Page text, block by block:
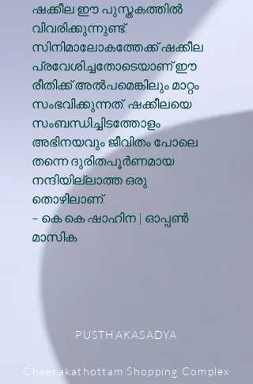
ഷക്കീല ഈ പുസ്തകത്തിൽ
വിവരിക്കുന്നുണ്ട്.
സിനിമാലോകത്തേക്ക് ഷക്കീല
പ്രവേശിച്ചതോടെയാണ് ഈ
രീതിക്ക് അൽപമെങ്കിലും മാറ്റം
സംഭവിക്കുന്നത്. ഷക്കീലയെ
സംബന്ധിച്ചിടത്തോളം
അഭിനയവും ജീവിതം പോലെ
തന്നെ ദുരിതപൂർണമായ
നന്ദിയില്ലാത്ത ഒരു
തൊഴിലാണ്.
– കെ കെ ഷാഹിന | ഓപ്പൺ
മാസിക
PUSTHAKASADYA
Cheerakathottam Shopping Complex